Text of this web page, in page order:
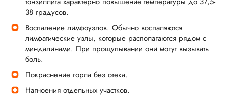
38 градусов.
Воспаление лимфоузлов. Обычно воспаляются
лимфатические узлы, которые располагаются рядом с
миндалинами. При прощупывании они могут вызывать
боль.
Покраснение горла без отека.
Нагноения отдельных участков.